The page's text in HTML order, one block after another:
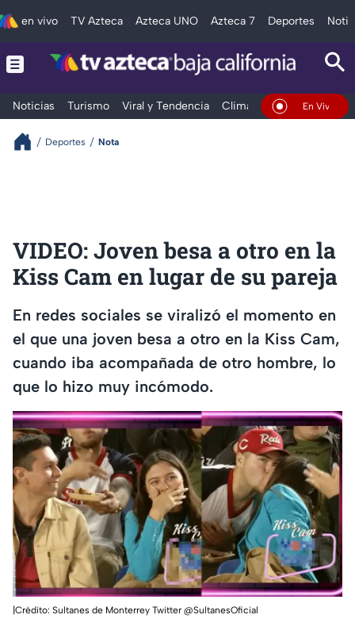
en vivo TV Azteca Azteca UNO Azteca 7 Deportes
Noticias Turismo Viral y Tendencia Clima Deportes
En Vivo
Deportes Nota
VIDEO: Joven besa a otro en la
Kiss Cam en lugar de su pareja
En redes sociales se viralizó el momento en
el que una joven besa a otro en la Kiss Cam,
cuando iba acompañada de otro hombre, lo
que lo hizo muy incómodo.
|Crédito: Sultanes de Monterrey Twitter @SultanesOficial